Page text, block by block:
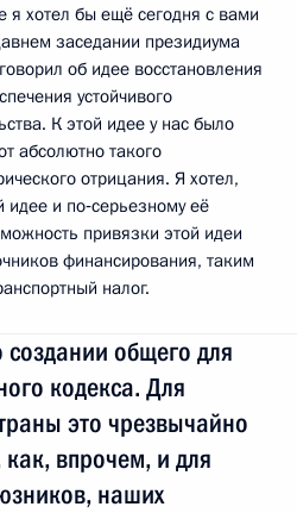
я хотел бы ещё сегодня с вами
заседании президиума
об идее восстановления
устойчивого
К этой идее у нас было
абсолютно такого
отрицания. Я хотел,
и по‑серьезному её
привязки этой идеи
финансирования, таким
налог.
общего для
кодекса. Для
это чрезвычайно
впрочем, и для
наших